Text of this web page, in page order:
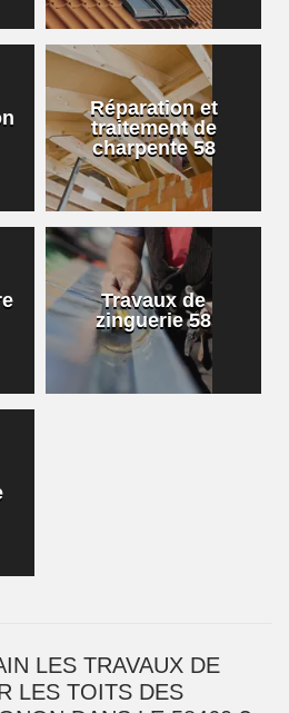
Réparation et
traitement de
charpente 58
Travaux de
zinguerie 58
LES TRAVAUX DE
LES TOITS DES